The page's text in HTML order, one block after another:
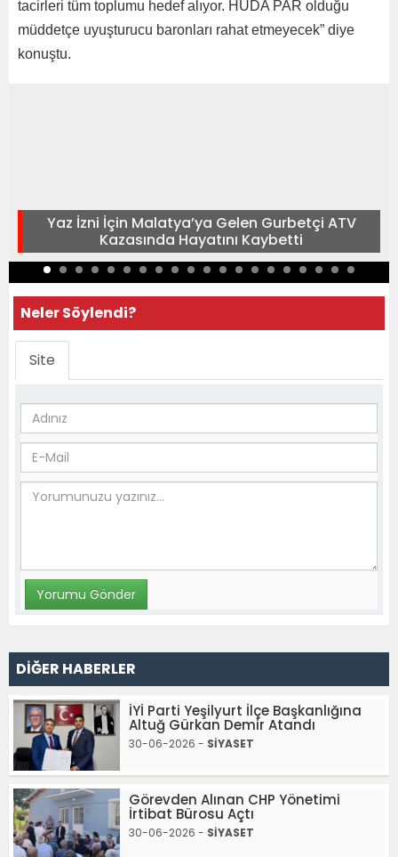
tacirleri tüm toplumu hedef alıyor. HÜDA PAR olduğu
müddetçe uyuşturucu baronları rahat etmeyecek” diye
konuştu.
Yaz İzni İçin Malatya’ya Gelen Gurbetçi ATV
Kazasında Hayatını Kaybetti
Neler Söylendi?
Site
DİĞER HABERLER
İYİ Parti Yeşilyurt İlçe Başkanlığına
Altuğ Gürkan Demir Atandı
30-06-2026 - SİYASET
Görevden Alınan CHP Yönetimi
İrtibat Bürosu Açtı
30-06-2026 - SİYASET